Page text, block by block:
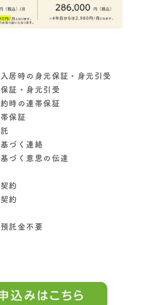
時の身元保証・身元引受
・身元引受
の連帯保証
保証
づく連絡
く意思の伝達
約
約
託金不要